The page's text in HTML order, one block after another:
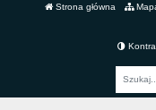
Strona główna